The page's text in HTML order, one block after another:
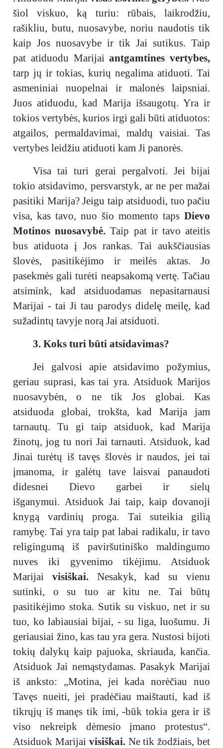
šiol viskuo, ką turiu: rūbais, laikrodžiu,
rašikliu, butu, nuosavybe, noriu naudotis tik
kaip Jos nuosavybe ir tik Jai sutikus. Taip
pat atiduodu Marijaiantgamtines vertybes,
tarp jų ir tokias, kurių negalima atiduoti. Tai
asmeniniai nuopelnai ir malonės laipsniai.
Juos atiduodu, kad Marija išsaugotų. Yra ir
tokios vertybės, kurios irgi gali būti atiduotos:
atgailos, permaldavimai, maldų vaisiai. Tas
vertybes leidžiu atiduoti kam Ji panorės.
Visa tai turi gerai pergalvoti. Jei bijai
tokio atsidavimo, persvarstyk, ar ne per mažai
pasitiki Marija? Jeigu taip atsiduodi, tuo pačiu
visa, kas tavo, nuo šio momento taps Dievo
Motinos nuosavybė. Taip pat ir tavo ateitis
bus atiduota į Jos rankas. Tai aukščiausias
šlovės, pasitikėjimo ir meilės aktas. Jo
pasekmės gali turėti neapsakomą vertę. Tačiau
atsimink, kad atsiduodamas nepasitarnausi
Marijai - tai Ji tau parodys didelę meilę, kad
sužadintų tavyje norą Jai atsiduoti.
3. Koks turi būti atsidavimas?
Jei galvosi apie atsidavimo požymius,
geriau suprasi, kas tai yra. Atsiduok Marijos
nuosavybėn, o ne tik Jos globai. Kas
atsiduoda globai, trokšta, kad Marija jam
tarnautų. Tu gi taip atsiduok, kad Marija
žinotų, jog tu nori Jai tarnauti. Atsiduok, kad
Jinai turėtų iš tavęs šlovės ir naudos, jei tai
įmanoma, ir galėtų tave laisvai panaudoti
didesnei Dievo garbei ir sielų
išganymui. Atsiduok Jai taip, kaip dovanoji
knygą vardinių proga. Tai suteikia gilią
ramybę. Tai yra taip pat labai radikalu, ir tavo
religingumą iš paviršutiniško maldingumo
nuves iki gyvenimo tikėjimu. Atsiduok
Marijai visiškai.Nesakyk, kad su vienu
sutinki, o su tuo ar kitu ne. Tai būtų
pasitikėjimo stoka. Sutik su viskuo, net ir su
tuo, ko labiausiai bijai, - su liga, luošumu. Ji
geriausiai žino, kas tau yra gera. Nustosi bijoti
tokių dalykų kaip pajuoka, skriauda, kančia.
Atsiduok Jai nemąstydamas. Pasakyk Marijai
iš anksto: „Motina, jei kada norėčiau nuo
Tavęs nueiti, jei pradėčiau maištauti, kad iš
tikrųjų iš manęs tik imi, -būk tokia gera ir iš
viso nekreipk dėmesio įmano protestus“.
Atsiduok Marijai visiškai. Ne tik žodžiais, bet